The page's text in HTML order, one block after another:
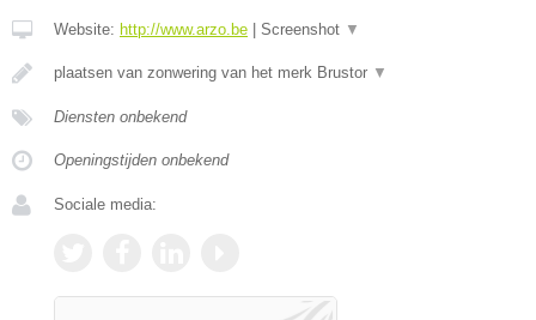
Website: http://www.arzo.be Screenshot ▼
plaatsen van zonwering van het merk Brustor ▼
Diensten onbekend
Openingstijden onbekend
Sociale media: